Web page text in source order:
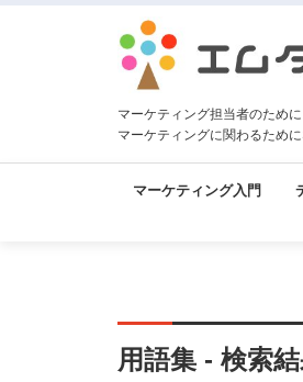
マーケティング担当者のために
マーケティングに関わるため
マーケティング入門
用語集 - 検索